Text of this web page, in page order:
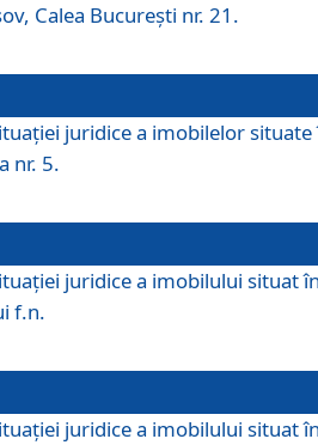
Calea București nr. 21.
juridice a imobilelor situate
nr. 5.
juridice a imobilului situat
f.n.
juridice a imobilului situat